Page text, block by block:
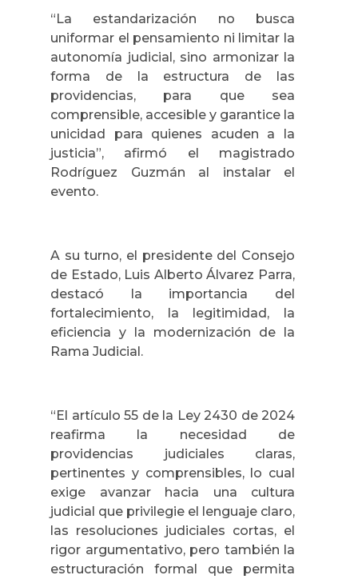
“La estandarización no busca
uniformar el pensamiento ni limitar la
autonomía judicial, sino armonizar la
forma de la estructura de las
providencias, para que sea
comprensible, accesible y garantice la
unicidad para quienes acuden a la
justicia”, afirmó el magistrado
Rodríguez Guzmán al instalar el
evento.
A su turno, el presidente del Consejo
de Estado, Luis Alberto Álvarez Parra,
destacó la importancia del
fortalecimiento, la legitimidad, la
eficiencia y la modernización de la
Rama Judicial.
“El artículo 55 de la Ley 2430 de 2024
reafirma la necesidad de
providencias judiciales claras,
pertinentes y comprensibles, lo cual
exige avanzar hacia una cultura
judicial que privilegie el lenguaje claro,
las resoluciones judiciales cortas, el
rigor argumentativo, pero también la
estructuración formal que permita